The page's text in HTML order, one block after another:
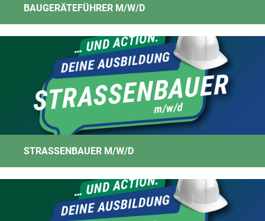
BAUGERÄTEFÜHRER M/W/D
STRASSENBAUER M/W/D